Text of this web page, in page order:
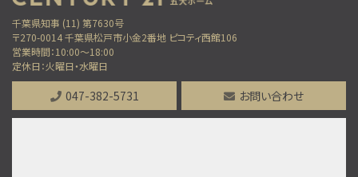
6,650万円
北松戸駅
満室稼働の収益アパート 表面利回り7.5％ 土地…
第8位
千葉県知事 (11) 第7630号
〒270-0014 千葉県松戸市小金2番地 ピコティ西館106
営業時間：10:00～18:00
定休日：火曜日・水曜日
047-382-5731 お問い合わせ